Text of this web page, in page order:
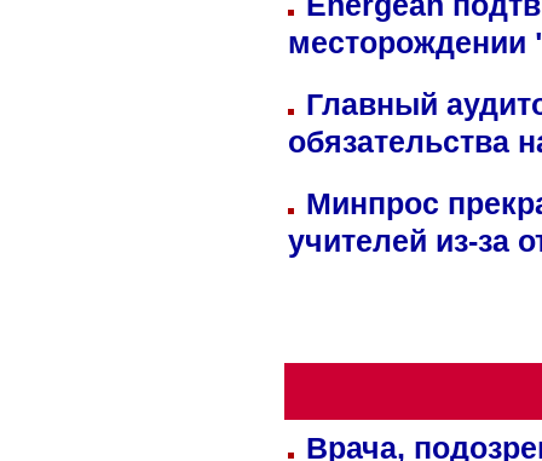
Главный
обязательства
Минпрос
учителей из-за
Врача,